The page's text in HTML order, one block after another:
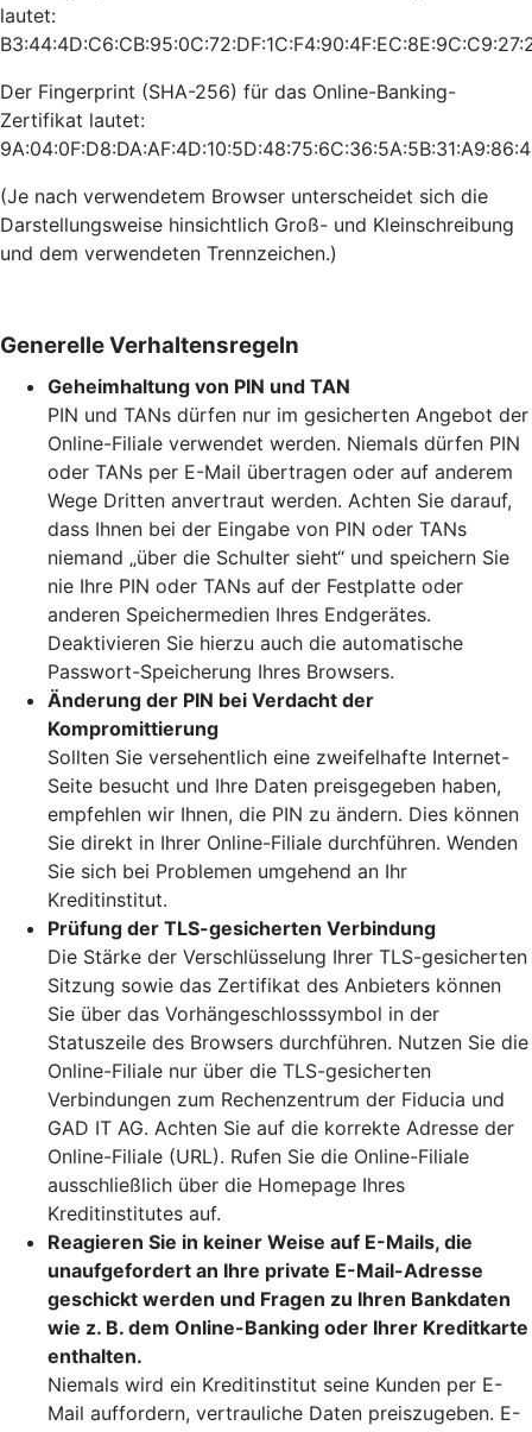
lautet:
Der Fingerprint (SHA-256) für das Online-Banking-
Zertifikat lautet:
(Je nach verwendetem Browser unterscheidet sich die
Darstellungsweise hinsichtlich Groß- und Kleinschreibung
und dem verwendeten Trennzeichen.)
Generelle Verhaltensregeln
Geheimhaltung von PIN und TAN
PIN und TANs dürfen nur im gesicherten Angebot der
Online-Filiale verwendet werden. Niemals dürfen PIN
oder TANs per E-Mail übertragen oder auf anderem
Wege Dritten anvertraut werden. Achten Sie darauf,
dass Ihnen bei der Eingabe von PIN oder TANs
niemand „über die Schulter sieht“ und speichern Sie
nie Ihre PIN oder TANs auf der Festplatte oder
anderen Speichermedien Ihres Endgerätes.
Deaktivieren Sie hierzu auch die automatische
Passwort-Speicherung Ihres Browsers.
Änderung der PIN bei Verdacht der
Kompromittierung
Sollten Sie versehentlich eine zweifelhafte Internet-
Seite besucht und Ihre Daten preisgegeben haben,
empfehlen wir Ihnen, die PIN zu ändern. Dies können
Sie direkt in Ihrer Online-Filiale durchführen. Wenden
Sie sich bei Problemen umgehend an Ihr
Kreditinstitut.
Prüfung der TLS-gesicherten Verbindung
Die Stärke der Verschlüsselung Ihrer TLS-gesicherten
Sitzung sowie das Zertifikat des Anbieters können
Sie über das Vorhängeschlosssymbol in der
Statuszeile des Browsers durchführen. Nutzen Sie die
Online-Filiale nur über die TLS-gesicherten
Verbindungen zum Rechenzentrum der Fiducia und
GAD IT AG. Achten Sie auf die korrekte Adresse der
Online-Filiale (URL). Rufen Sie die Online-Filiale
ausschließlich über die Homepage Ihres
Kreditinstitutes auf.
Reagieren Sie in keiner Weise auf E-Mails, die
unaufgefordert an Ihre private E-Mail-Adresse
geschickt werden und Fragen zu Ihren Bankdaten
wie z. B. dem Online-Banking oder Ihrer Kreditkarte
enthalten.
Niemals wird ein Kreditinstitut seine Kunden per E-
Mail auffordern, vertrauliche Daten preiszugeben. E-